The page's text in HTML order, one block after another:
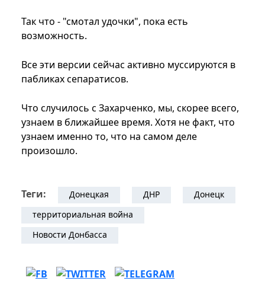
Так что - "смотал удочки", пока есть
возможность.
Все эти версии сейчас активно муссируются в
пабликах сепаратисов.
Что случилось с Захарченко, мы, скорее всего,
узнаем в ближайшее время. Хотя не факт, что
узнаем именно то, что на самом деле
произошло.
Теги: Донецкая ДНР
Донецк
территориальная война
Новости Донбасса